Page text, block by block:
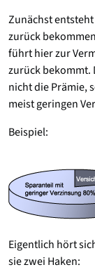
Zunächst
zurück
führt hier zur
zurück bekommt.
nicht die Prämie,
meist geringen
Beispiel:
Eigentlich hört
sie zwei Haken: